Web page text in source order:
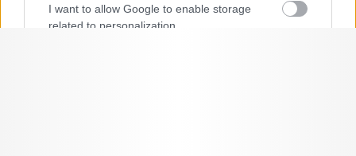
I want to allow Google to enable storage
related to personalization.